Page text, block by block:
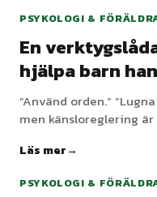
PSYKOLOGI &
En
hjälpa barn
”Använd orden.”
men känsloreglering
praktisk verktygslåda
Läs mer
PSYKOLOGI &